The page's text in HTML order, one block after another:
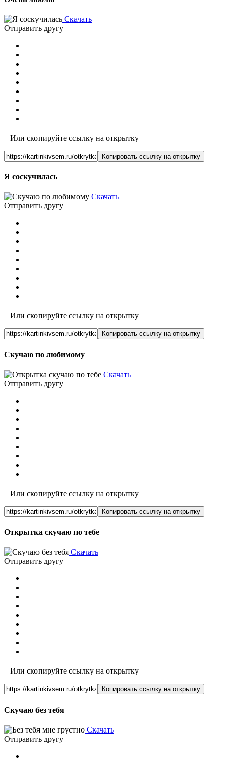
Скачать
Отправить другу
Или скопируйте ссылку на открытку
Копировать ссылку на открытку
Я соскучилась
Скачать
Отправить другу
Или скопируйте ссылку на открытку
Копировать ссылку на открытку
Скучаю по любимому
Скачать
Отправить другу
Или скопируйте ссылку на открытку
Копировать ссылку на открытку
Открытка скучаю по тебе
Скачать
Отправить другу
Или скопируйте ссылку на открытку
Копировать ссылку на открытку
Скучаю без тебя
Скачать
Отправить другу